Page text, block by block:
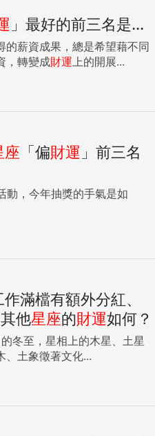
」最好的前三名是...
的薪資成果，總是希望藉不同
，轉變成財運 上的開展...
座 「偏財運 」前三名
動，今年抽獎的手氣是如
滿檔有額外分紅、
他星座的財運如何？
冬至，星相上的木星、土星
、土象徵著文化...